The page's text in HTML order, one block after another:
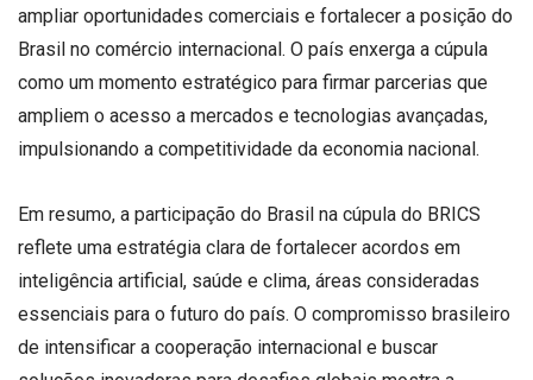
ampliar oportunidades comerciais e fortalecer a posição do
Brasil no comércio internacional. O país enxerga a cúpula
como um momento estratégico para firmar parcerias que
ampliem o acesso a mercados e tecnologias avançadas,
impulsionando a competitividade da economia nacional.
Em resumo, a participação do Brasil na cúpula do BRICS
reflete uma estratégia clara de fortalecer acordos em
inteligência artificial, saúde e clima, áreas consideradas
essenciais para o futuro do país. O compromisso brasileiro
de intensificar a cooperação internacional e buscar